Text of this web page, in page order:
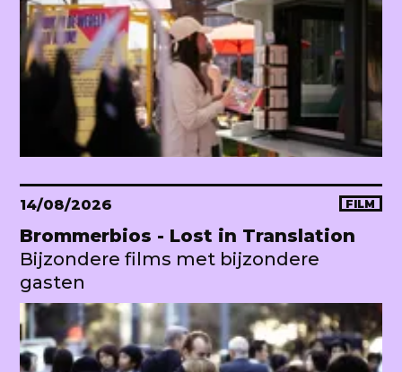
14/08/2026 FILM
Brommerbios - Lost in Translation
Bijzondere films met bijzondere
gasten